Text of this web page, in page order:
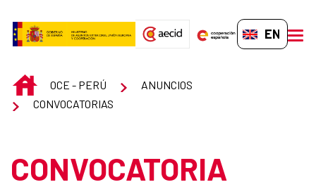
EN-GB
INICIOOCE - PERÚ
ANUNCIOS
CONVOCATORIAS
CONVOCATORIA